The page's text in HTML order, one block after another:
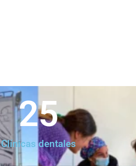
Clínicas dentales
25